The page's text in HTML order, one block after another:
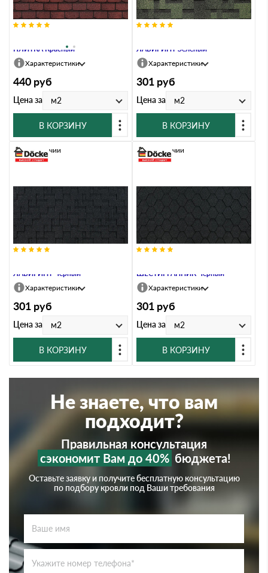
ПЛИТКА Красный
Характеристики
440 руб
Цена за м2
В КОРЗИНУ
ЛАБИРИНТ Зеленый
Характеристики
301 руб
Цена за м2
В КОРЗИНУ
ЛАБИРИНТ Черный
В наличии
Характеристики
301 руб
Цена за м2
В КОРЗИНУ
ШЕСТИГРАННИК Черный
В наличии
Характеристики
301 руб
Цена за м2
В КОРЗИНУ
Не знаете, что вам
подходит?
Правильная консультация
сэкономит Вам до 40% бюджета!
Оставьте заявку и получите бесплатную консультацию
по подбору кровли под Ваши требования